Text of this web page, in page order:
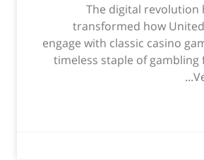
The digital revolution
transformed how
engage with classic casino
timeless staple of gambling